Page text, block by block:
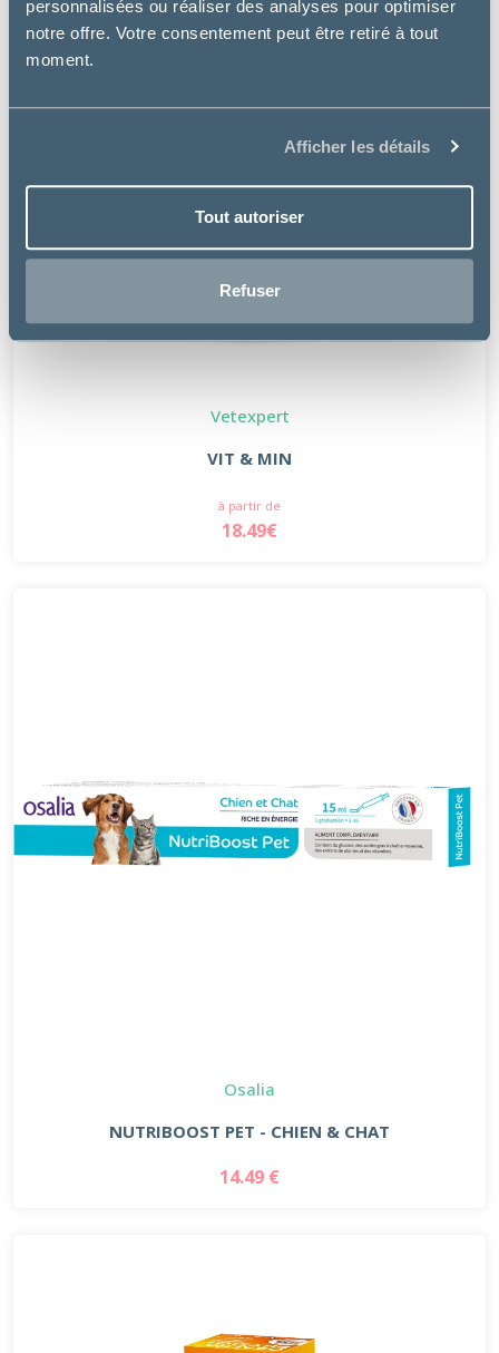
personnalisées ou réaliser des analyses pour optimiser
notre offre. Votre consentement peut être retiré à tout
moment.
Afficher les détails
Tout autoriser
Refuser
Vetexpert
VIT & MIN
à partir de
18.49€
Osalia
NUTRIBOOST PET - CHIEN & CHAT
14.49 €